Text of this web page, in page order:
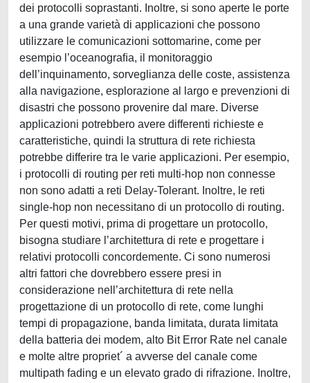
dei protocolli soprastanti. Inoltre, si sono aperte le porte
a una grande varietà di applicazioni che possono
utilizzare le comunicazioni sottomarine, come per
esempio l’oceanograﬁa, il monitoraggio
dell’inquinamento, sorveglianza delle coste, assistenza
alla navigazione, esplorazione al largo e prevenzioni di
disastri che possono provenire dal mare. Diverse
applicazioni potrebbero avere differenti richieste e
caratteristiche, quindi la struttura di rete richiesta
potrebbe differire tra le varie applicazioni. Per esempio,
i protocolli di routing per reti multi-hop non connesse
non sono adatti a reti Delay-Tolerant. Inoltre, le reti
single-hop non necessitano di un protocollo di routing.
Per questi motivi, prima di progettare un protocollo,
bisogna studiare l’architettura di rete e progettare i
relativi protocolli concordemente. Ci sono numerosi
altri fattori che dovrebbero essere presi in
considerazione nell’architettura di rete nella
progettazione di un protocollo di rete, come lunghi
tempi di propagazione, banda limitata, durata limitata
della batteria dei modem, alto Bit Error Rate nel canale
e molte altre propriet´ a avverse del canale come
multipath fading e un elevato grado di rifrazione. Inoltre,